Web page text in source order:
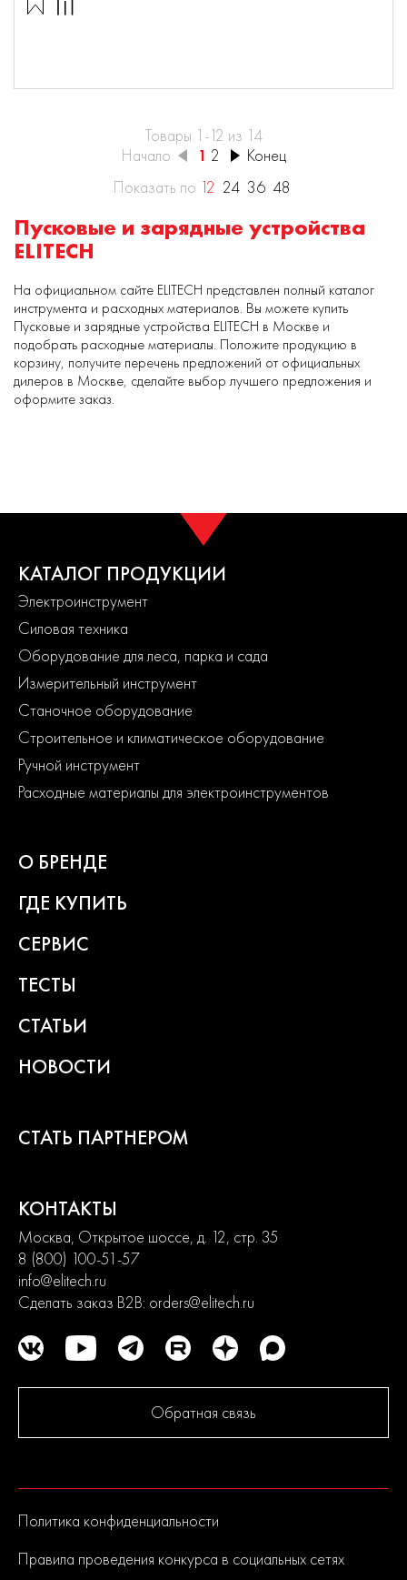
Товары 1-12 из 14
Начало
1 2
Конец
Показать по 12 24 36 48
Пусковые и зарядные устройства
ELITECH
На официальном сайте ELITECH представлен полный каталог
инструмента и расходных материалов. Вы можете купить
Пусковые и зарядные устройства ELITECH в Москве и
подобрать расходные материалы. Положите продукцию в
корзину, получите перечень предложений от официальных
дилеров в Москве, сделайте выбор лучшего предложения и
оформите заказ.
КАТАЛОГ ПРОДУКЦИИ
Электроинструмент
Силовая техника
Оборудование для леса, парка и сада
Измерительный инструмент
Станочное оборудование
Строительное и климатическое оборудование
Ручной инструмент
Расходные материалы для электроинструментов
О БРЕНДЕ
ГДЕ КУПИТЬ
СЕРВИС
ТЕСТЫ
СТАТЬИ
НОВОСТИ
СТАТЬ ПАРТНЕРОМ
КОНТАКТЫ
Москва, Открытое шоссе, д. 12, стр. 35
8 (800) 100-51-57
info@elitech.ru
Сделать заказ B2B: orders@elitech.ru
Обратная связь
Политика конфиденциальности
Правила проведения конкурса в социальных сетях